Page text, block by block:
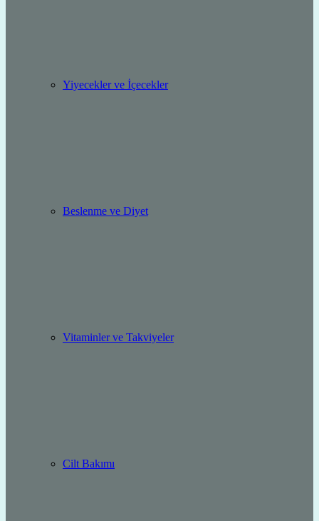
Yiyecekler ve İçecekler
Beslenme ve Diyet
Vitaminler ve Takviyeler
Cilt Bakımı